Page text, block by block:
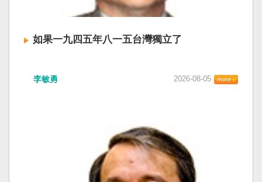
如果一九四五年八一五台灣獨立了
李敏勇 2026-08-05